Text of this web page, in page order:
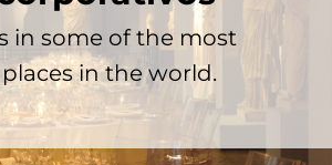
in some of the most
in the world.